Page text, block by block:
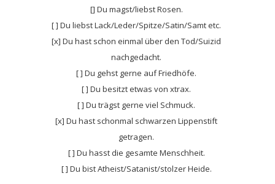
[] Du magst/liebst Rosen.
[ ] Du liebst Lack/Leder/Spitze/Satin/Samt etc.
[x] Du hast schon einmal über den Tod/Suizid
nachgedacht.
[ ] Du gehst gerne auf Friedhöfe.
[ ] Du besitzt etwas von xtrax.
[ ] Du trägst gerne viel Schmuck.
[x] Du hast schonmal schwarzen Lippenstift
getragen.
[ ] Du hasst die gesamte Menschheit.
[ ] Du bist Atheist/Satanist/stolzer Heide.